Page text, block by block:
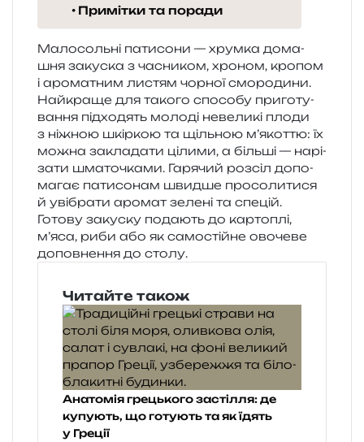
Примітки та поради
Малосольні пати­со­ни — хрум­ка дома­
шня заку­ска з часни­ком, хро­ном, кро­пом
і аро­ма­тним листям чор­ної смо­ро­ди­ни.
Найкраще для тако­го спосо­бу при­го­ту­
ва­н­ня під­хо­дять моло­ді неве­ли­кі плоди
з ніжною шкір­кою та щіль­ною м’якоттю: їх
можна закла­да­ти ціли­ми, а біль­ші — нарі­
за­ти шма­то­чка­ми. Гарячий роз­сіл допо­
ма­гає пати­со­нам швид­ше про­со­ли­ти­ся
й уві­бра­ти аро­мат зеле­ні та спе­цій.
Готову заку­ску пода­ють до кар­то­плі,
м’яса, риби або як само­стій­не ово­че­ве
допов­не­н­ня до столу.
Читайте також
Анатомія грецького застілля: де
купують, що готують та як їдять
у Греції